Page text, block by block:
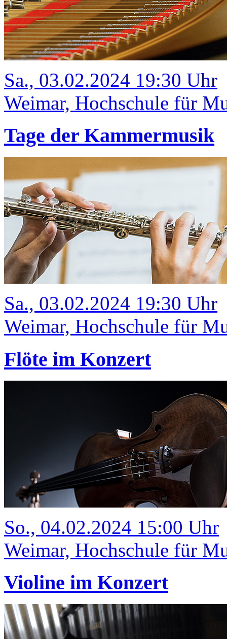
Sa., 03.02.2024 19:30 Uhr
Weimar, Hochschule für
Tage der Kammermusik
Sa., 03.02.2024 19:30 Uhr
Weimar, Hochschule für
Flöte im Konzert
So., 04.02.2024 15:00 Uhr
Weimar, Hochschule für
Violine im Konzert